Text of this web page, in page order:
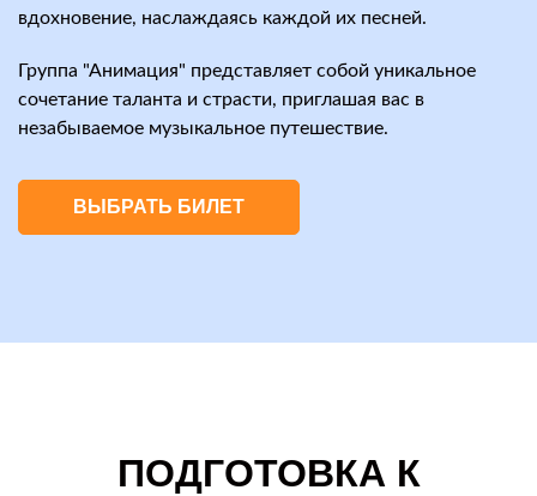
вдохновение, наслаждаясь каждой их песней.
Группа "Анимация" представляет собой уникальное
сочетание таланта и страсти, приглашая вас в
незабываемое музыкальное путешествие.
ВЫБРАТЬ БИЛЕТ
ПОДГОТОВКА К